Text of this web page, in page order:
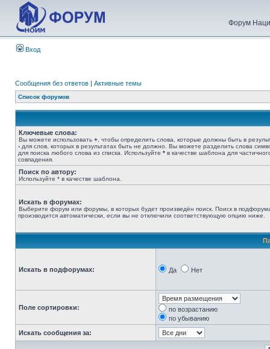
Форум
Вход
Сообщения без ответов | Активные темы
Список форумов
Ключевые слова:
Вы можете использовать + , чтобы определить слова, которые должны быть в
- для слов, которых в результатах быть не должно. Вы можете разделить слова
для поиска любого слова из списка. Используйте * в качестве шаблона для
совпадения.
Поиск по автору:
Используйте * в качестве шаблона.
Искать в форумах:
Выберите форум или форумы, в которых будет произведён поиск. Поиск в
производится автоматически, если вы не отключили соответствующую опцию ниже.
Искать в подфорумах: Да Нет
Поле сортировки:
по возрастанию
по убыванию
Искать сообщения за: